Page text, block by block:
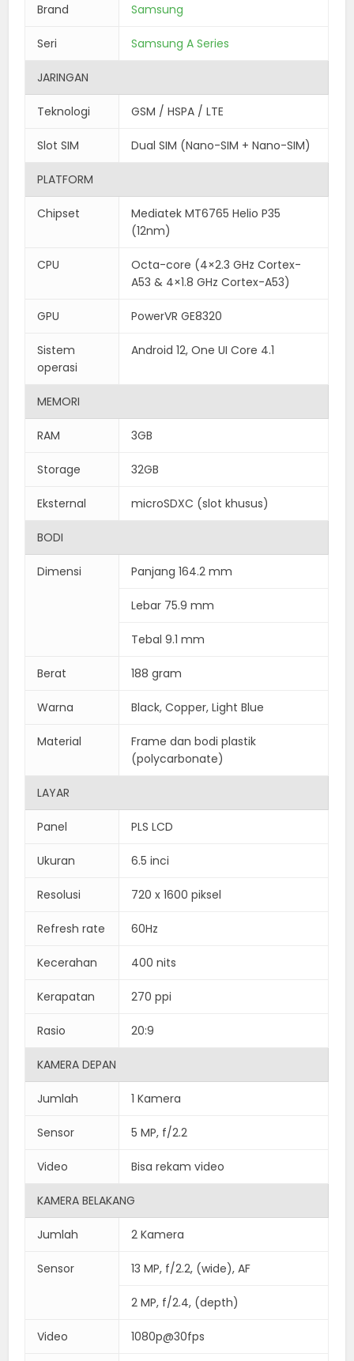
Brand Samsung
Seri Samsung A Series
JARINGAN
Teknologi GSM / HSPA / LTE
Slot SIM Dual SIM (Nano-SIM + Nano-SIM)
PLATFORM
Chipset
Mediatek MT6765 Helio P35
(12nm)
CPU
Octa-core (4×2.3 GHz Cortex-
A53 & 4×1.8 GHz Cortex-A53)
GPU PowerVR GE8320
Sistem
operasi
Android 12, One UI Core 4.1
MEMORI
RAM 3GB
Storage 32GB
Eksternal microSDXC (slot khusus)
BODI
Dimensi Panjang 164.2 mm
Lebar 75.9 mm
Tebal 9.1 mm
Berat 188 gram
Warna Black, Copper, Light Blue
Material
Frame dan bodi plastik
(polycarbonate)
LAYAR
Panel PLS LCD
Ukuran 6.5 inci
Resolusi 720 x 1600 piksel
Refresh rate 60Hz
Kecerahan 400 nits
Kerapatan 270 ppi
Rasio 20:9
KAMERA DEPAN
Jumlah 1 Kamera
Sensor 5 MP, f/2.2
Video Bisa rekam video
KAMERA BELAKANG
Jumlah 2 Kamera
Sensor 13 MP, f/2.2, (wide), AF
2 MP, f/2.4, (depth)
Video 1080p@30fps